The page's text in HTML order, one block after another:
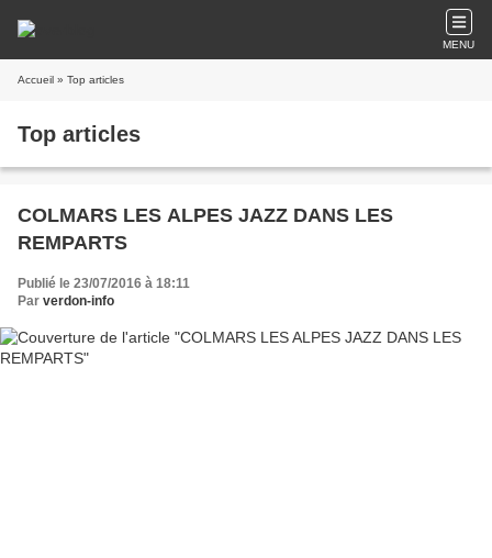
MENU
Accueil » Top articles
Top articles
COLMARS LES ALPES JAZZ DANS LES
REMPARTS
Publié le 23/07/2016 à 18:11
Par verdon-info